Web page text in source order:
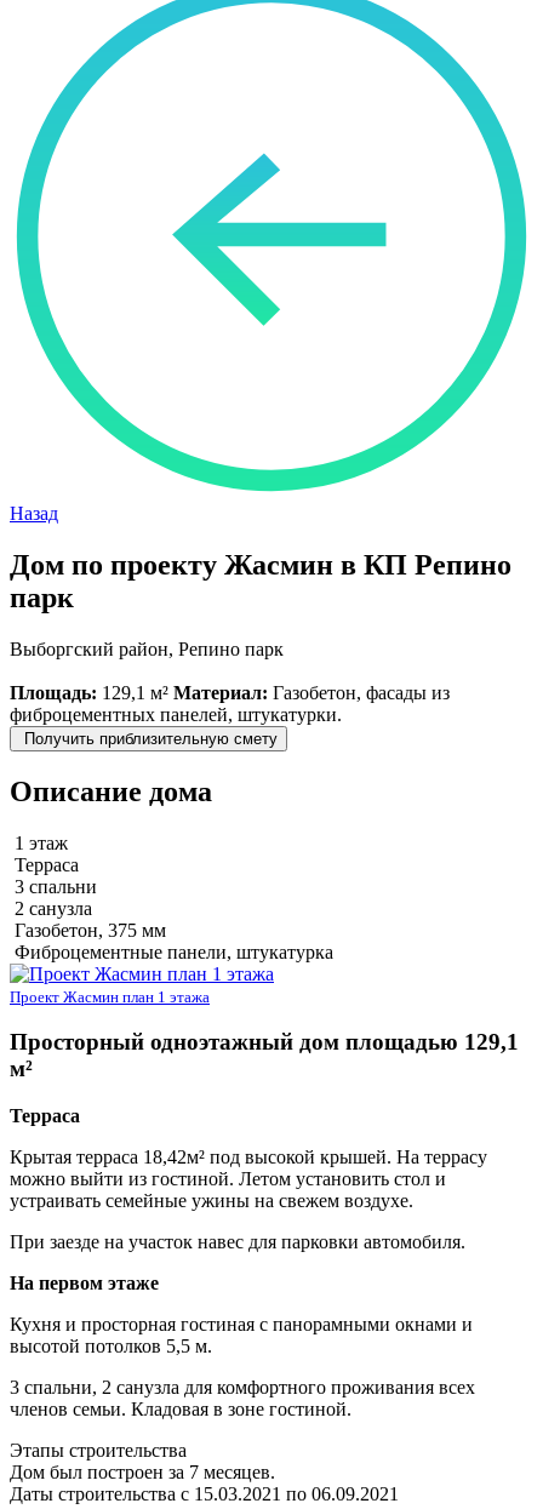
Назад
Дом по проекту Жасмин в КП Репино
парк
Выборгский район, Репино парк
Площадь: 129,1 м² Материал: Газобетон, фасады из
фиброцементных панелей, штукатурки.
Получить приблизительную смету
Описание дома
1 этаж
Терраса
3 спальни
2 санузла
Газобетон, 375 мм
Фиброцементные панели, штукатурка
Проект Жасмин план 1 этажа
Просторный одноэтажный дом площадью 129,1
м²
Терраса
Крытая терраса 18,42м² под высокой крышей. На террасу
можно выйти из гостиной. Летом установить стол и
устраивать семейные ужины на свежем воздухе.
При заезде на участок навес для парковки автомобиля.
На первом этаже
Кухня и просторная гостиная с панорамными окнами и
высотой потолков 5,5 м.
3 спальни, 2 санузла для комфортного проживания всех
членов семьи. Кладовая в зоне гостиной.
Этапы строительства
Дом был построен за 7 месяцев.
Даты строительства с 15.03.2021 по 06.09.2021